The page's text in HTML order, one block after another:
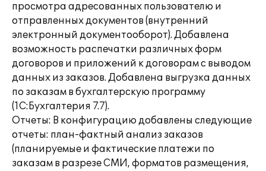
просмотра адресованных пользователю и
отправленных документов (внутренний
электронный документооборот). Добавлена
возможность распечатки различных форм
договоров и приложений к договорам с выводом
данных из заказов. Добавлена выгрузка данных
по заказам в бухгалтерскую программу
(1С:Бухгалтерия 7.7).
Отчеты: В конфигурацию добавлены следующие
отчеты: план-фактный анализ заказов
(планируемые и фактические платежи по
заказам в разрезе СМИ, форматов размещения,